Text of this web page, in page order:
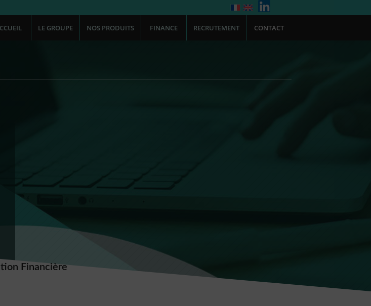
LE GROUPE NOS PRODUITS FINANCE RECRUTEMENT CONTACT
Financière